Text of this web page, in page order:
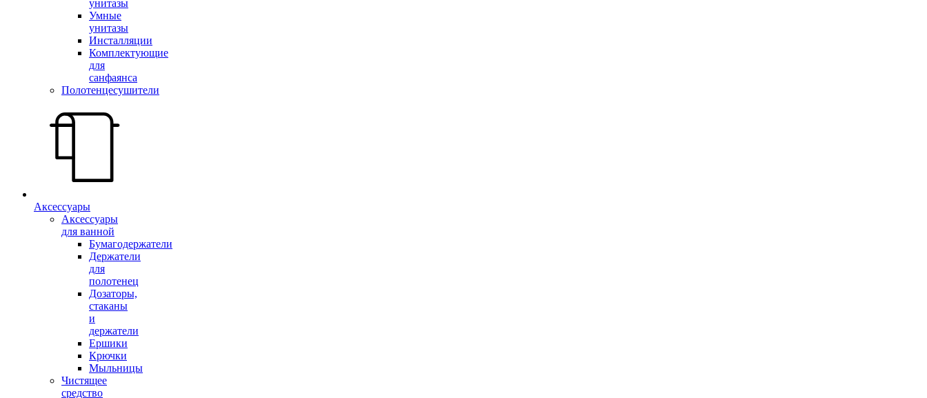
унитазы
Умные
унитазы
Инсталляции
Комплектующие
для
санфаянса
Полотенцесушители
Аксессуары
Аксессуары
для ванной
Бумагодержатели
Держатели
для
полотенец
Дозаторы,
стаканы
и
держатели
Ершики
Крючки
Мыльницы
Чистящее
средство